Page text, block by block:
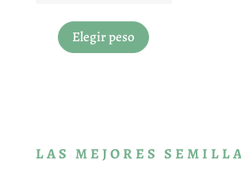
Elegir peso
producto
pueden
LAS MEJORES